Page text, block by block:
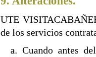
UTE
de los servicios
a. Cuando antes